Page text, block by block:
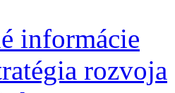
informácie
rozvoja